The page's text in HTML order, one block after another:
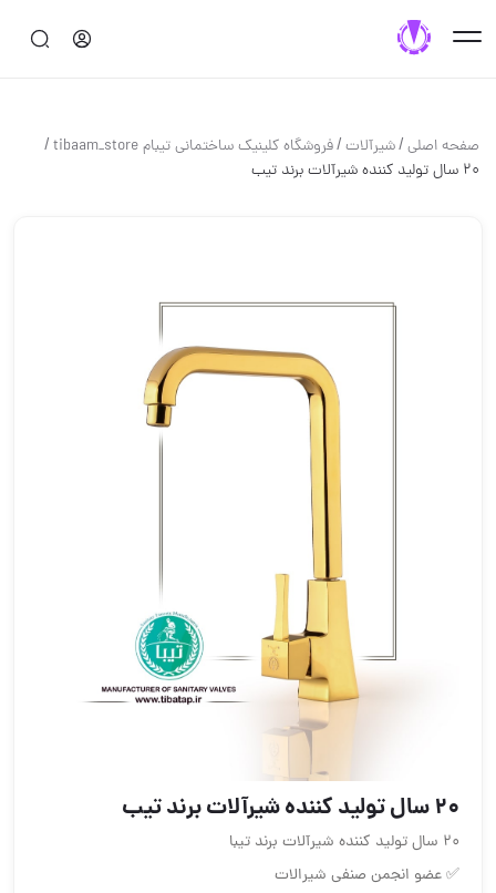
صفحه اصلی/شيرآلات/فروشگاه کلینیک ساختمانی تیبام tibaam_store /
20 سال تولید کننده شیرآلات برند تیب
20 سال تولید کننده شیرآلات برند تیب
20 سال تولید کننده شیرآلات برند تیبا
✅ عضو انجمن صنفی شیرالات